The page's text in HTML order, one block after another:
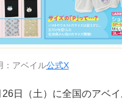
：アベイル公式X
日（土）に全国のアベ